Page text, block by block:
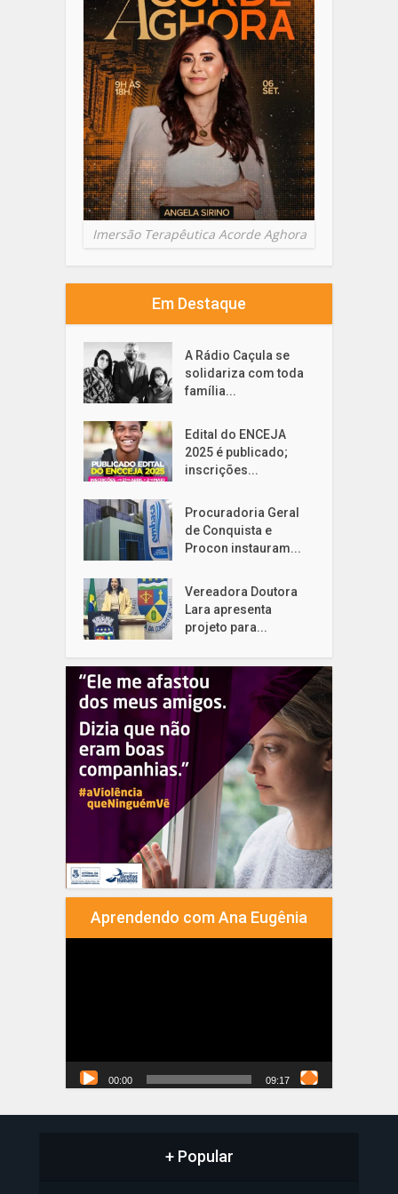
Imersão Terapêutica Acorde Aghora
Em Destaque
A Rádio Caçula se
solidariza com toda
família...
Edital do ENCEJA
2025 é publicado;
inscrições...
Procuradoria Geral
de Conquista e
Procon instauram...
Vereadora Doutora
Lara apresenta
projeto para...
Aprendendo com Ana Eugênia
00:00 09:17
+ Popular